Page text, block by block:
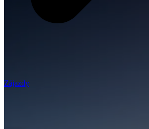
Zájazdy